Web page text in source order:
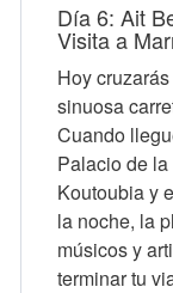
Día 6: Ait
Visita a
Hoy
sinuosa
Cuando
Palacio de
Koutoubia y
la noche, la
músicos y
terminar tu